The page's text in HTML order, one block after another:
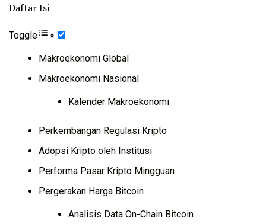
Daftar Isi
Toggle
Makroekonomi Global
Makroekonomi Nasional
Kalender Makroekonomi
Perkembangan Regulasi Kripto
Adopsi Kripto oleh Institusi
Performa Pasar Kripto Mingguan
Pergerakan Harga Bitcoin
Analisis Data On-Chain Bitcoin